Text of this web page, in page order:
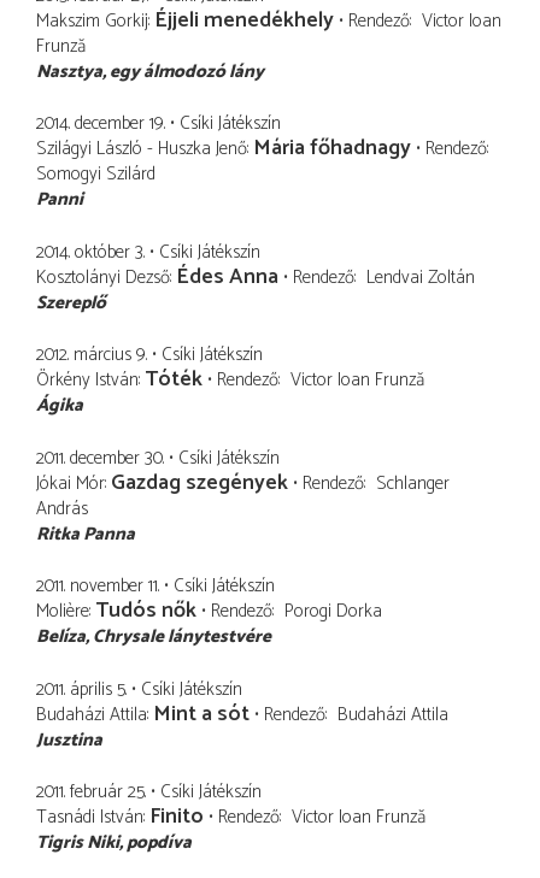
Makszim Gorkij Éjjeli menedékhely Rendező Victor Ioan
Frunză
Nasztya egy álmodozó lány
2014. december 19. Csíki Játékszín
Szilágyi László - Huszka Jenő Mária főhadnagy Rendező
Somogyi Szilárd
Panni
2014. október 3. Csíki Játékszín
Kosztolányi Dezső Édes Anna Rendező Lendvai Zoltán
Szereplő
2012. március 9. Csíki Játékszín
Örkény István Tóték Rendező Victor Ioan Frunză
Ágika
2011. december 30. Csíki Játékszín
Jókai Mór Gazdag szegények Rendező Schlanger
András
Ritka Panna
2011. november 11. Csíki Játékszín
Molière Tudós nők Rendező Porogi Dorka
Belíza Chrysale lánytestvére
2011. április 5. Csíki Játékszín
Budaházi Attila Mint a sót Rendező Budaházi Attila
Jusztina
2011. február 25. Csíki Játékszín
Tasnádi István Finito Rendező Victor Ioan Frunză
Tigris Niki popdíva